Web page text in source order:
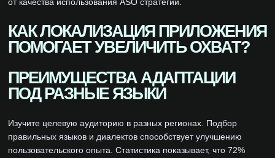
КАК ЛОКАЛИЗАЦИЯ ПРИЛОЖЕНИЯ
ПОМОГАЕТ УВЕЛИЧИТЬ ОХВАТ?
ПРЕИМУЩЕСТВА АДАПТАЦИИ
ПОД РАЗНЫЕ ЯЗЫКИ
Изучите целевую аудиторию в разных регионах. Подбор
правильных языков и диалектов способствует улучшению
пользовательского опыта. Статистика показывает, что 72%